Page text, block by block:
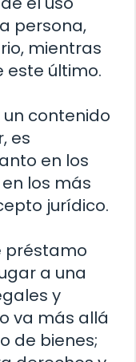
persona,
mientras
este último.
contenido
es
en los
los más
jurídico.
préstamo
a una
y
va más allá
de bienes;